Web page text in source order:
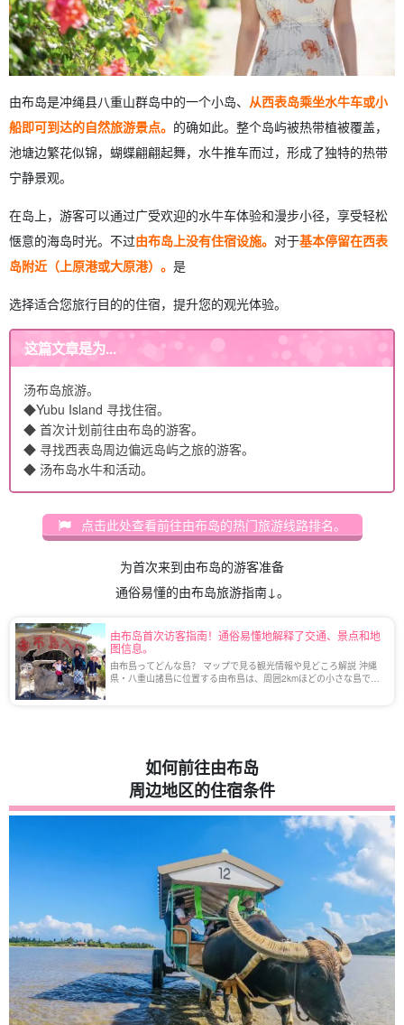
由布岛是冲绳县八重山群岛中的一个小岛、 从西表岛乘坐水牛车或小
船即可到达的自然旅游景点。 的确如此。整个岛屿被热带植被覆盖，
池塘边繁花似锦，蝴蝶翩翩起舞，水牛推车而过，形成了独特的热带
宁静景观。
在岛上，游客可以通过广受欢迎的水牛车体验和漫步小径，享受轻松
惬意的海岛时光。不过由布岛上没有住宿设施。 对于基本停留在西表
岛附近（上原港或大原港）。 是
选择适合您旅行目的的住宿，提升您的观光体验。
这篇文章是为...
汤布岛旅游。
◆Yubu Island 寻找住宿。
◆ 首次计划前往由布岛的游客。
◆ 寻找西表岛周边偏远岛屿之旅的游客。
◆ 汤布岛水牛和活动。
点击此处查看前往由布岛的热门旅游线路排名。
为首次来到由布岛的游客准备
通俗易懂的由布岛旅游指南↓。
由布岛首次访客指南！通俗易懂地解释了交通、景点和地
图信息。
由布島ってどんな島？ マップで見る観光情報や見どころ解説 沖縄
県・八重山諸島に位置する由布島は、周囲2kmほどの小さな島で、
如何前往由布岛
周边地区的住宿条件